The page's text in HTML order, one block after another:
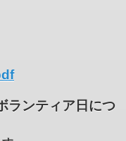
ランティア日につ